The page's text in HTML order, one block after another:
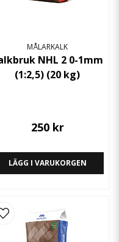
MÅLARKALK
NHL 2 0-1mm
(1:2,5) (20 kg)
250 kr
LÄGG I VARUKORGEN